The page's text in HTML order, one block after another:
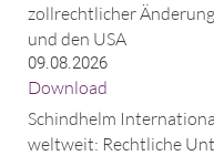
zollrechtlicher
und den USA
09.08.2026
Download
Schindhelm
weltweit: Rechtliche